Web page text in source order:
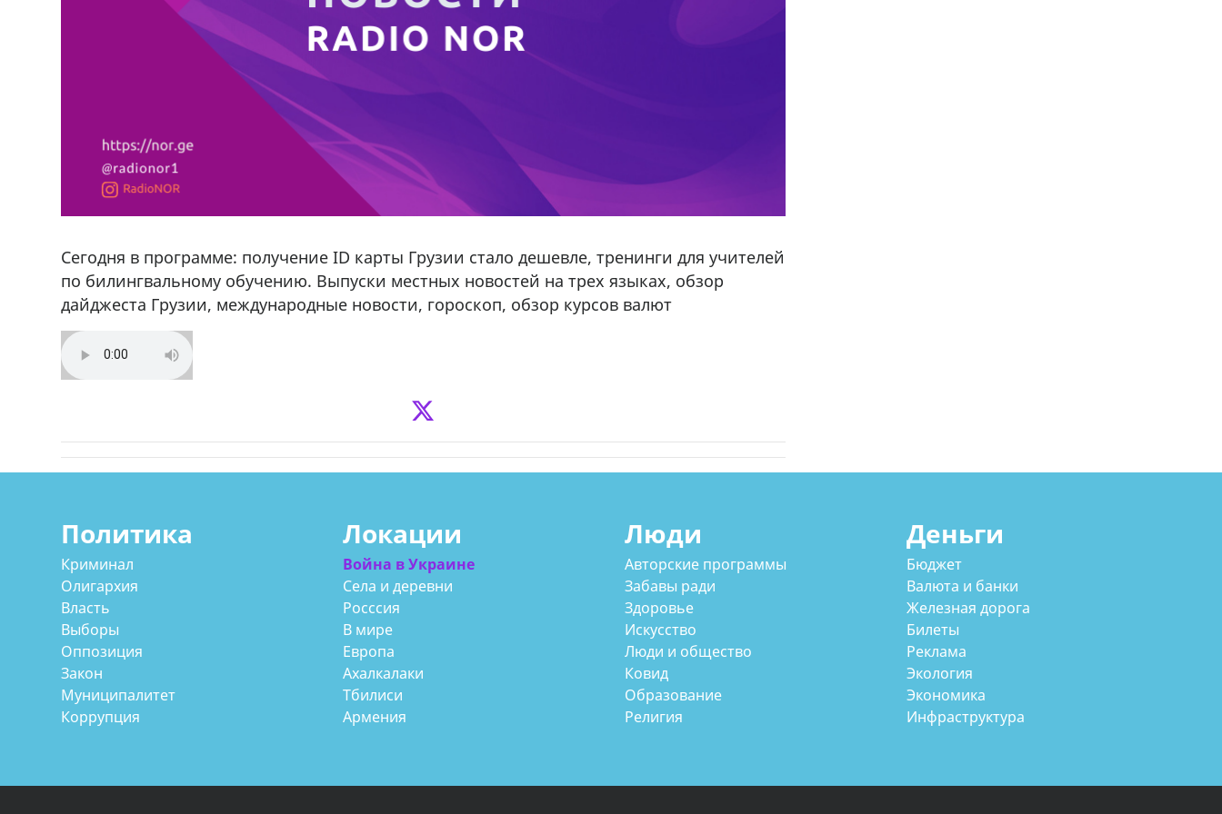
Сегодня в программе: получение ID карты Грузии стало дешевле, тренинги для учителей
по билингвальному обучению. Выпуски местных новостей на трех языках, обзор
дайджеста Грузии, международные новости, гороскоп, обзор курсов валют
Политика
Криминал
Олигархия
Власть
Выборы
Оппозиция
Закон
Муниципалитет
Коррупция
Локации
Война в Украине
Села и деревни
Росссия
В мире
Европа
Ахалкалаки
Тбилиси
Армения
Люди
Авторские программы
Забавы ради
Здоровье
Искусство
Люди и общество
Ковид
Образование
Религия
Деньги
Бюджет
Валюта и банки
Железная дорога
Билеты
Реклама
Экология
Экономика
Инфраструктура